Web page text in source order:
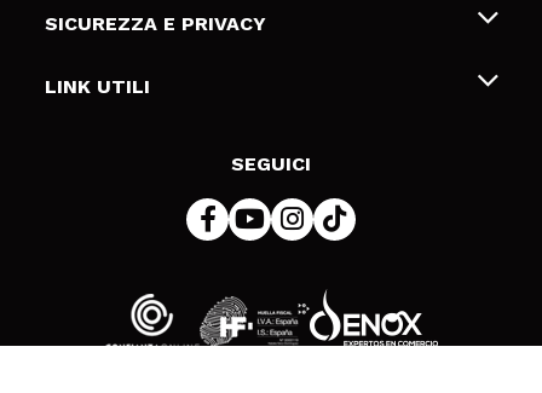
Gift Cards
Spedizioni & Resi
Metodi di pagamamento
SICUREZZA E PRIVACY
Termini e condizioni
LINK UTILI
SEGUICI